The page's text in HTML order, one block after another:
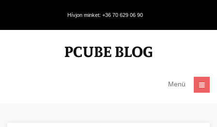
Hívjon minket: +36 70 629 06 90
Menü